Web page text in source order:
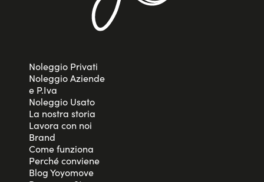
Noleggio Privati
Noleggio Aziende
e P.Iva
Noleggio Usato
La nostra storia
Lavora con noi
Brand
Come funziona
Perché conviene
Blog Yoyomove